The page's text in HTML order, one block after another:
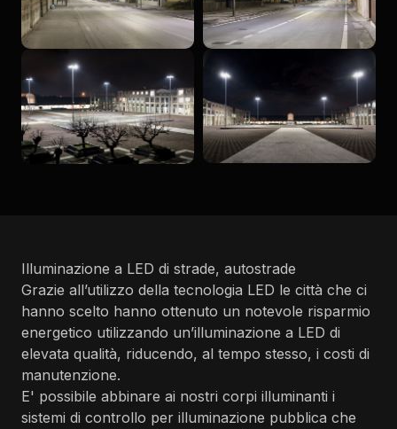
Illuminazione a LED di strade, autostrade
Grazie all’utilizzo della tecnologia LED le città che ci
hanno scelto hanno ottenuto un notevole risparmio
energetico utilizzando un’illuminazione a LED di
elevata qualità, riducendo, al tempo stesso, i costi di
manutenzione.
E' possibile abbinare ai nostri corpi illuminanti i
sistemi di controllo per illuminazione pubblica che